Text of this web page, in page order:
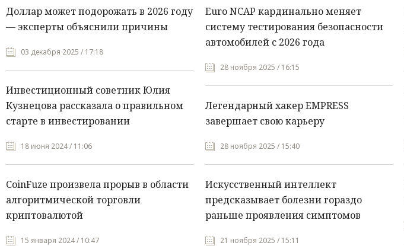
Доллар может подорожать в 2026 году
— эксперты объяснили причины
03 декабря 2025 / 17:18
Инвестиционный советник Юлия
Кузнецова рассказала о правильном
старте в инвестировании
18 июня 2024 / 11:06
CoinFuze произвела прорыв в области
алгоритмической торговли
криптовалютой
15 января 2024 / 10:47
Euro NCAP кардинально меняет
систему тестирования безопасности
автомобилей с 2026 года
28 ноября 2025 / 16:15
Легендарный хакер EMPRESS
завершает свою карьеру
28 ноября 2025 / 15:40
Искусственный интеллект
предсказывает болезни гораздо
раньше проявления симптомов
21 ноября 2025 / 15:11